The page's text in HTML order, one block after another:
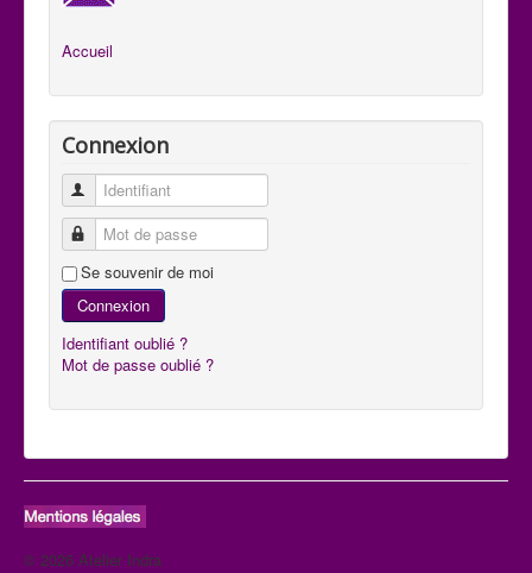
Accueil
Connexion
Identifiant
Mot de passe
Se souvenir de moi
Connexion
Identifiant oublié ?
Mot de passe oublié ?
© 2026 Atelier Indra